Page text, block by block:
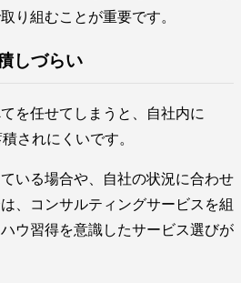
り組むことが重要です。
しづらい
を任せてしまうと、自社内に
されにくいです。
いる場合や、自社の状況に合わせ
、コンサルティングサービスを組
ウ習得を意識したサービス選びが